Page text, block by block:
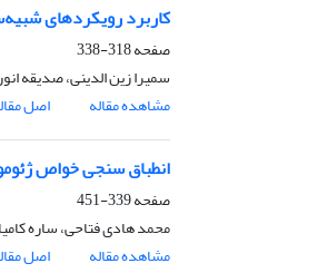
کاربرد رویکردهای
صفحه318-338
سمیرا زین الدینی، صدیقه
مشاهده مقاله
اصل
انطباق سنجی خواص
صفحه339-451
محمد هادی فتاحی، ساره
مشاهده مقاله
اصل